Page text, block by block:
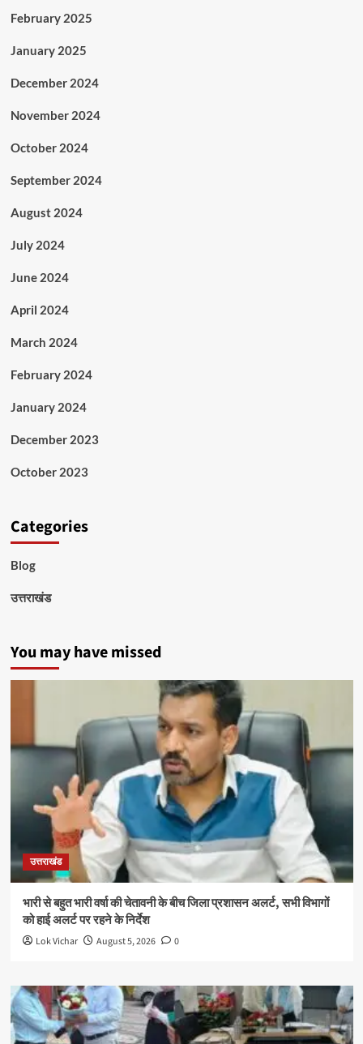
February 2025
January 2025
December 2024
November 2024
October 2024
September 2024
August 2024
July 2024
June 2024
April 2024
March 2024
February 2024
January 2024
December 2023
October 2023
Categories
Blog
उत्तराखंड
You may have missed
उत्तराखंड
भारी से बहुत भारी वर्षा की चेतावनी के बीच जिला प्रशासन अलर्ट, सभी विभागों
को हाई अलर्ट पर रहने के निर्देश
Lok Vichar August 5, 2026 0